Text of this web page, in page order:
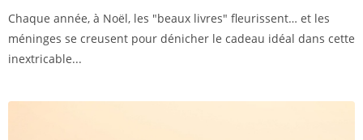
Chaque année, à Noël, les "beaux livres" fleurissent… et les
méninges se creusent pour dénicher le cadeau idéal dans cette
inextricable...